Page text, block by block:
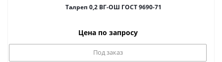
Талреп 0,2 ВГ-ОШ ГОСТ 9690-71
Цена по запросу
Под заказ